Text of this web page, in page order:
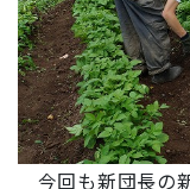
今回も新団長の